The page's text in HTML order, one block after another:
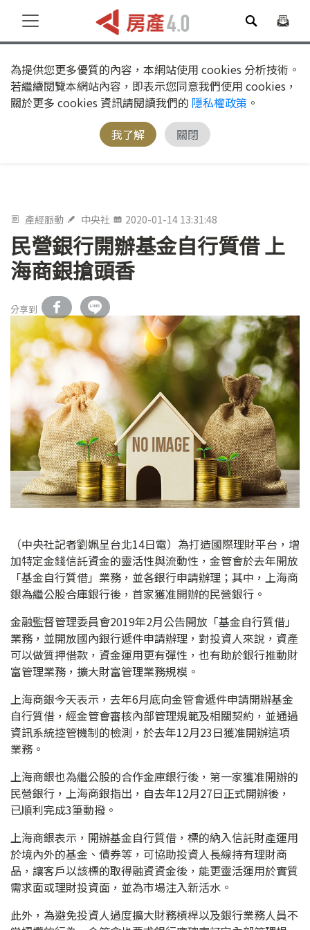
為提供您更多優質的內容，本網站使用 cookies 分析技術。
若繼續閱覽本網站內容，即表示您同意我們使用 cookies，
關於更多 cookies 資訊請閱讀我們的 隱私權政策 。
我了解
關閉
產經脈動 中央社 2020-01-14 13:31:48
民營銀行開辦基金自行質借 上
海商銀搶頭香
分享到
（中央社記者劉姵呈台北14日電）為打造國際理財平台，增
加特定金錢信託資金的靈活性與流動性，金管會於去年開放
「基金自行質借」業務，並各銀行申請辦理；其中，上海商
銀為繼公股合庫銀行後，首家獲准開辦的民營銀行。
金融監督管理委員會2019年2月公告開放「基金自行質借」
業務，並開放國內銀行遞件申請辦理，對投資人來說，資產
可以做質押借款，資金運用更有彈性，也有助於銀行推動財
富管理業務，擴大財富管理業務規模。
上海商銀今天表示，去年6月底向金管會遞件申請開辦基金
自行質借，經金管會審核內部管理規範及相關契約，並通過
資訊系統控管機制的檢測，於去年12月23日獲准開辦這項
業務。
上海商銀也為繼公股的合作金庫銀行後，第一家獲准開辦的
民營銀行，上海商銀指出，自去年12月27日正式開辦後，
已順利完成3筆動撥。
上海商銀表示，開辦基金自行質借，標的納入信託財產運用
於境內外的基金、債券等，可協助投資人長線持有理財商
品，讓客戶以該標的取得融資資金後，能更靈活運用於實質
需求面或理財投資面，並為市場注入新活水。
此外，為避免投資人過度擴大財務槓桿以及銀行業務人員不